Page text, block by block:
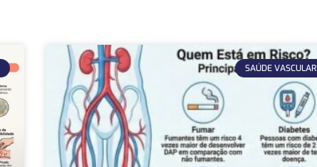
SAÚDE VASCULAR